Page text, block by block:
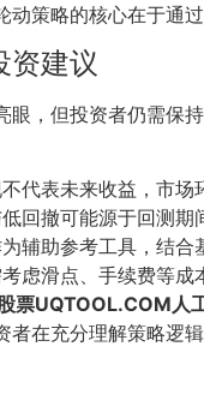
动策略的核心在于通
资建议
眼，但投资者仍需保
代表未来收益，市场
回撤可能源于回测期
辅助参考工具，结合
虑滑点、手续费等成
票UQTOOL.COM人
者在充分理解策略逻